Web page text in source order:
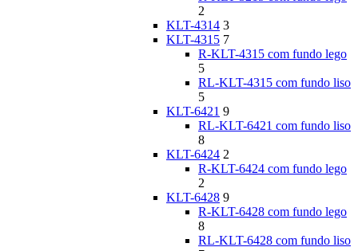
2
KLT-4314 3
KLT-4315 7
R-KLT-4315 com fundo lego
5
RL-KLT-4315 com fundo liso
5
KLT-6421 9
RL-KLT-6421 com fundo liso
8
KLT-6424 2
R-KLT-6424 com fundo lego
2
KLT-6428 9
R-KLT-6428 com fundo lego
8
RL-KLT-6428 com fundo liso